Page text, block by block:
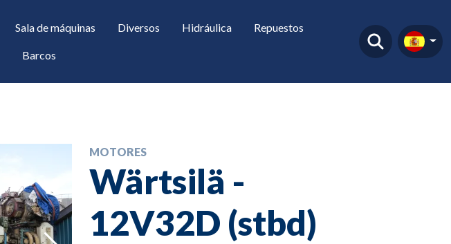
Sala de máquinas Diversos Hidráulica Repuestos
Barcos
MOTORES
Wärtsilä -
12V32D (stbd)